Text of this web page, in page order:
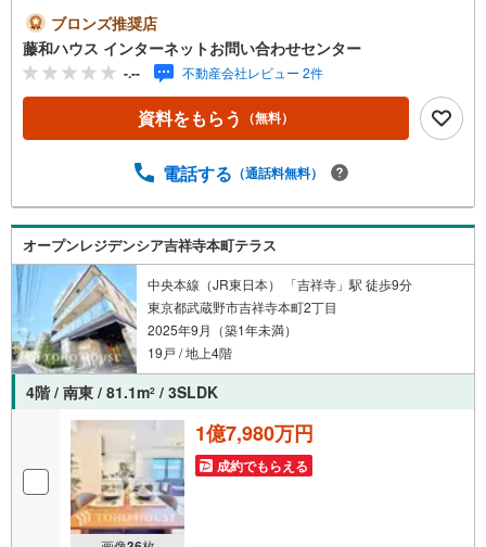
ブロンズ推奨店
藤和ハウス インターネットお問い合わせセンター
-.-- 不動産会社レビュー 2件
資料をもらう （無料）
電話する （通話料無料）
オープンレジデンシア吉祥寺本町テラス
中央本線（JR東日本） 「吉祥寺」駅 徒歩9分
東京都武蔵野市吉祥寺本町2丁目
2025年9月（築1年未満）
19戸 / 地上4階
4階 / 南東 / 81.1m2 / 3SLDK
1億7,980万円
成約でもらえる